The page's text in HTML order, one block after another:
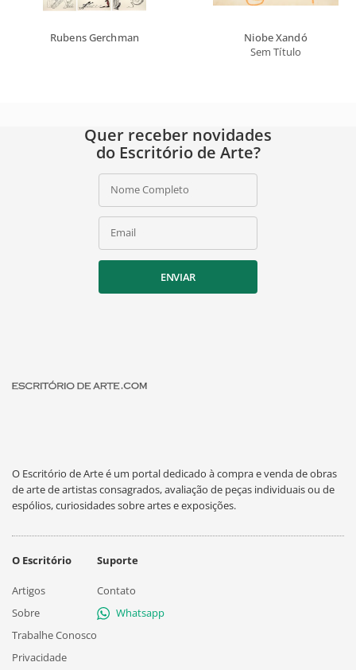
Rubens Gerchman
Niobe Xandó
Sem Título
Quer receber novidades
do Escritório de Arte?
Nome Completo
Email
ENVIAR
O Escritório de Arte é um portal dedicado à compra e venda de obras
de arte de artistas consagrados, avaliação de peças individuais ou de
espólios, curiosidades sobre artes e exposições.
O Escritório
Artigos
Sobre
Trabalhe Conosco
Privacidade
Suporte
Contato
Whatsapp